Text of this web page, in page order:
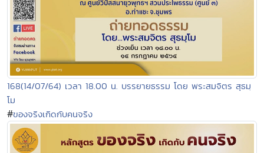
168(14/07/64) เวลา 18.00 น. บรรยายธรรม โดย พระสมจิตร สุธมฺ
โม
#ของจริงเกิดกับคนจริง